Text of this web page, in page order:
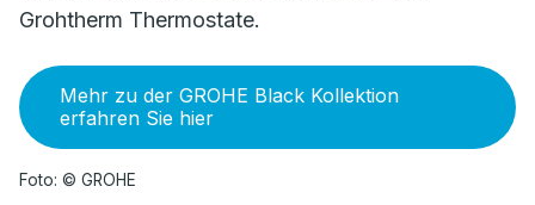
Grohtherm Thermostate.
Mehr zu der GROHE Black Kollektion
erfahren Sie hier
Foto: © GROHE